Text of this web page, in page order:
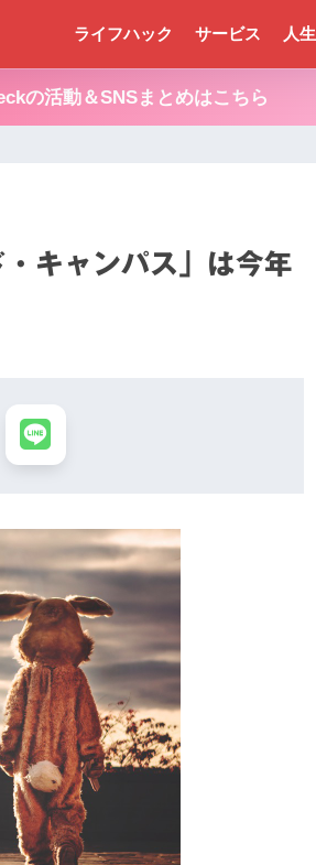
ライフハック サービス 人生
の活動＆SNSまとめはこちら
キャンパス」は今年